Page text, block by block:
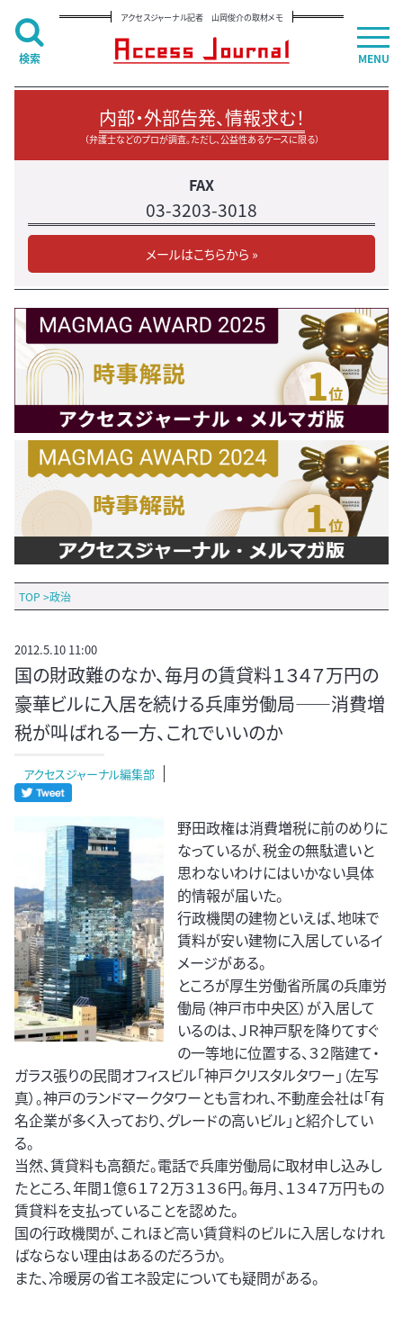
アクセスジャーナル記者 山岡俊介の取材メモ
内部・外部告発、情報求む！
（弁護士などのプロが調査。ただし、公益性あるケースに限る）
FAX
03-3203-3018
メールはこちらから »
TOP >政治
2012.5.10 11:00
国の財政難のなか、毎月の賃貸料１３４７万円の
豪華ビルに入居を続ける兵庫労働局――消費増
税が叫ばれる一方、これでいいのか
アクセスジャーナル編集部
野田政権は消費増税に前のめりに
なっているが、税金の無駄遣いと
思わないわけにはいかない具体
的情報が届いた。
行政機関の建物といえば、地味で
賃料が安い建物に入居しているイ
メージがある。
ところが厚生労働省所属の兵庫労
働局（神戸市中央区）が入居して
いるのは、ＪＲ神戸駅を降りてすぐ
の一等地に位置する、３２階建て・
ガラス張りの民間オフィスビル「神戸クリスタルタワー」（左写
真）。神戸のランドマークタワーとも言われ、不動産会社は「有
名企業が多く入っており、グレードの高いビル」と紹介してい
る。
当然、賃貸料も高額だ。電話で兵庫労働局に取材申し込みし
たところ、年間１億６１７２万３１３６円。毎月、１３４７万円もの
賃貸料を支払っていることを認めた。
国の行政機関が、これほど高い賃貸料のビルに入居しなけれ
ばならない理由はあるのだろうか。
また、冷暖房の省エネ設定についても疑問がある。
MENU
検索